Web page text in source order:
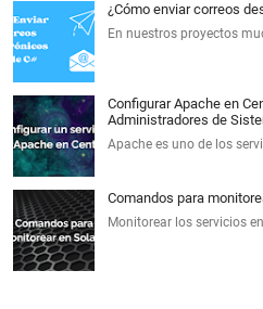
¿Cómo enviar correos
En nuestros proyectos
Configurar Apache en
Administradores de
Apache es uno de los
Comandos para
Monitorear los servicios